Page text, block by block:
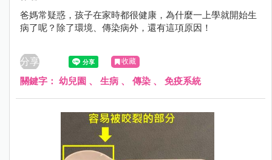
爸媽常疑惑，孩子在家時都很健康，為什麼一上學就開始生
病了呢？除了環境、傳染病外，還有這項原因！
分享 收藏
關鍵字： 幼兒園 、 生病 、 傳染 、 免疫系統